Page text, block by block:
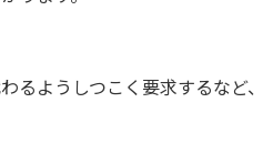
ようしつこく要求するなど、